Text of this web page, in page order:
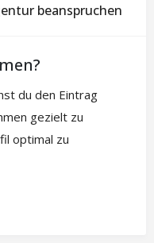
beanspruchen
du den Eintrag
gezielt zu
optimal zu